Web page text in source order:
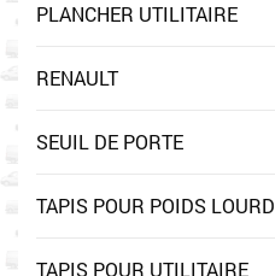
PLANCHER UTILITAIRE
RENAULT
SEUIL DE PORTE
TAPIS POUR POIDS LOURD
TAPIS POUR UTILITAIRE